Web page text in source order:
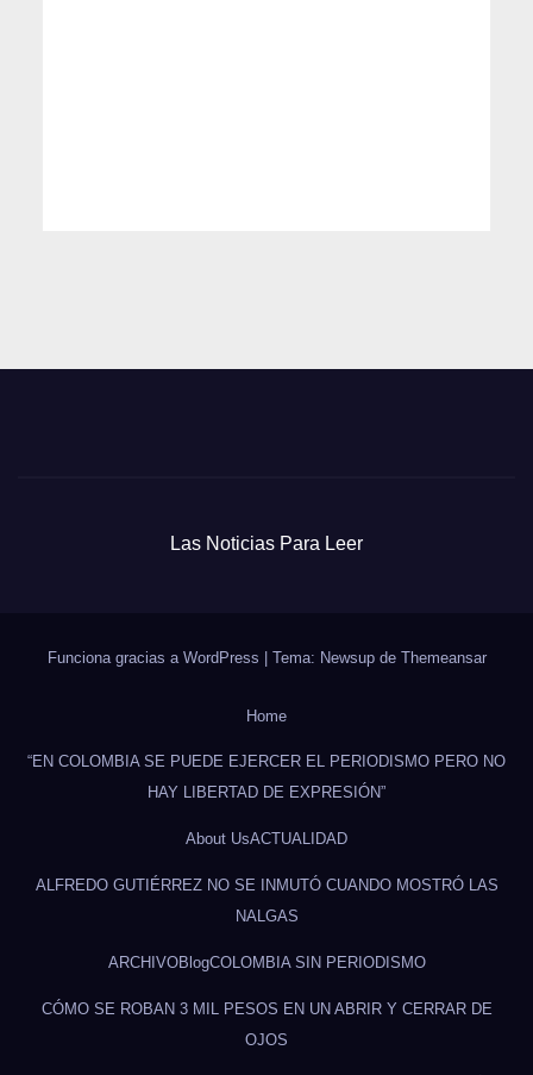
Las Noticias Para Leer
Funciona gracias a WordPress Tema: Newsup de Themeansar
Home
“EN COLOMBIA SE PUEDE EJERCER EL PERIODISMO PERO NO
HAY LIBERTAD DE EXPRESIÓN”
About UsACTUALIDAD
ALFREDO GUTIÉRREZ NO SE INMUTÓ CUANDO MOSTRÓ LAS
NALGAS
ARCHIVOBlogCOLOMBIA SIN PERIODISMO
CÓMO SE ROBAN 3 MIL PESOS EN UN ABRIR Y CERRAR DE
OJOS